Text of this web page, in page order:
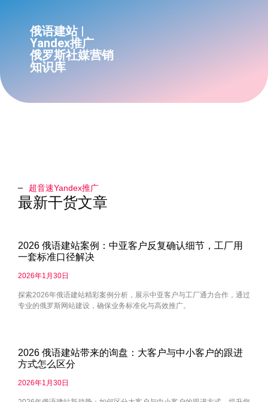
俄语建站 |
Yandex推广
俄罗斯社媒营销
知识库
超音速Yandex推广​
最新干货文章
2026 俄语建站案例：中亚客户反复确认细节，工厂用
一套标准口径解决
2026年1月30日
探索2026年俄语建站精彩案例分析，展示中亚客户与工厂通力合作，通过
专业的俄罗斯网站建设，确保业务标准化与高效推广。
2026 俄语建站带来的询盘：大客户与中小客户的跟进
方式怎么区分
2026年1月30日